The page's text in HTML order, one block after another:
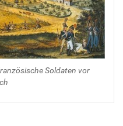
Soldaten vor